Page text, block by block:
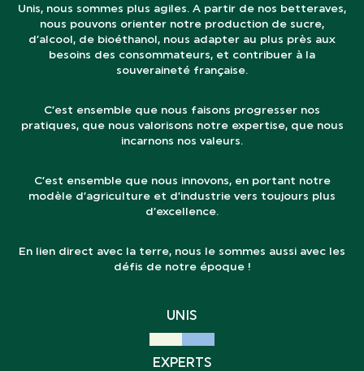
Unis, nous sommes plus agiles. A partir de nos betteraves,
nous pouvons orienter notre production de sucre,
d’alcool, de bioéthanol, nous adapter au plus près aux
besoins des consommateurs, et contribuer à la
souveraineté française.
C’est ensemble que nous faisons progresser nos
pratiques, que nous valorisons notre expertise, que nous
incarnons nos valeurs.
C’est ensemble que nous innovons, en portant notre
modèle d’agriculture et d’industrie vers toujours plus
d’excellence.
En lien direct avec la terre, nous le sommes aussi avec les
défis de notre époque !
UNIS
EXPERTS